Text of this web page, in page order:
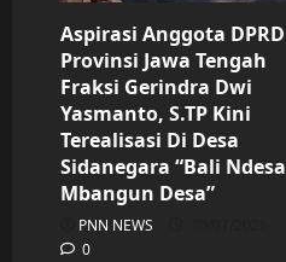
Aspirasi Anggota DPRD
Provinsi Jawa Tengah
Fraksi Gerindra Dwi
Yasmanto, S.TP Kini
Terealisasi Di Desa
Sidanegara “Bali Ndesa
Mbangun Desa”
PNN NEWS
0